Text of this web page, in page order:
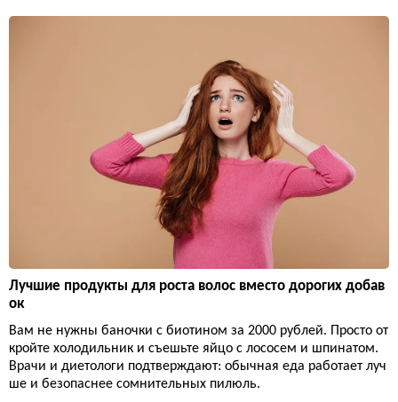
Лучшие продукты для роста волос вместо дорогих добав
ок
Вам не нужны баночки с биотином за 2000 рублей. Просто от
кройте холодильник и съешьте яйцо с лососем и шпинатом.
Врачи и диетологи подтверждают: обычная еда работает луч
ше и безопаснее сомнительных пилюль.